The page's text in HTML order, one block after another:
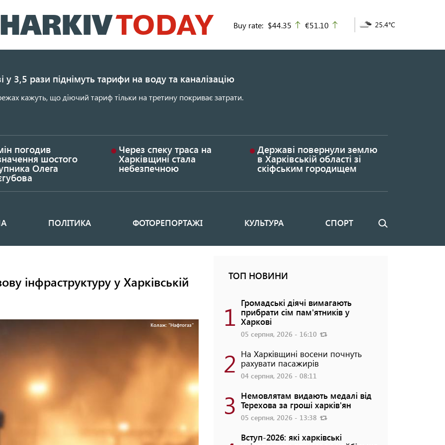
до
основного
Buy rate: $44.35 up
€51.10 25.4°C
у 3,5 рази піднімуть тарифи на воду та каналізацію
кажуть, що діючий тариф тільки на третину покриває затрати.
погодив
шостого
Олега
Через спеку траса на
Харківщині стала
небезпечною
Державі повернули землю
в Харківській області зі
скіфським городищем
ПОЛІТИКА ФОТОРЕПОРТАЖІ КУЛЬТУРА СПОРТ Пошук
інфраструктуру у Харківській
Колаж: "Нафтогаз"
ТОП НОВИНИ
1 Громадські діячі вимагають
прибрати сім пам'ятників у
Харкові
05 серпня, 2026 - 16:10
2 На Харківщині восени почнуть
рахувати пасажирів
04 серпня, 2026 - 08:11
3 Немовлятам видають медалі від
Терехова за гроші харків'ян
05 серпня, 2026 - 13:38
Вступ-2026: які харківські